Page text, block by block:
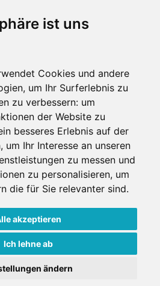
ist uns
Cookies und andere
um Ihr Surferlebnis zu
zu verbessern: um
der Website zu
besseres Erlebnis auf der
, um Ihr Interesse an unseren
zu messen und
zu personalisieren, um
die für Sie relevanter sind.
akzeptieren
Ich lehne ab
ändern